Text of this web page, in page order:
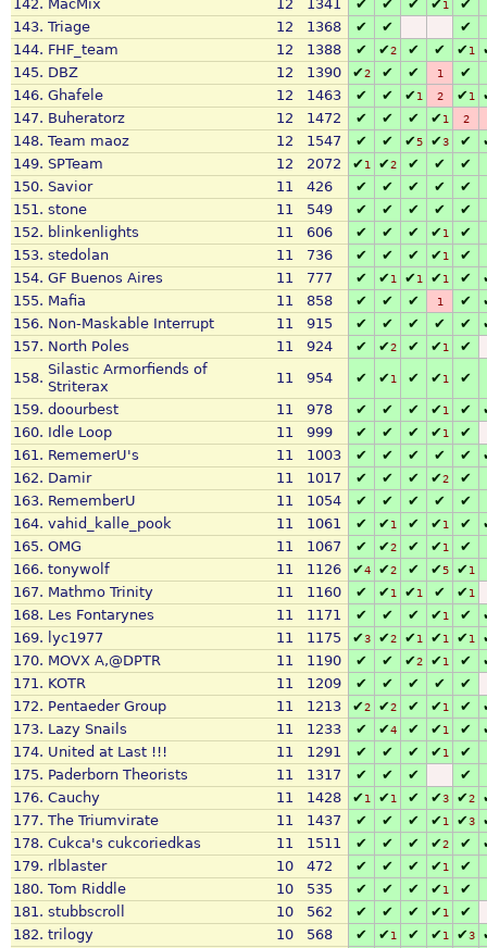
142. MacMix 12 1341 ✔ ✔ ✔ ✔1 ✔
143. Triage 12 1368 ✔ ✔ ✔
144. FHF_team 12 1388 ✔ ✔2 ✔ ✔ ✔1
145. DBZ 12 1390 ✔2 ✔ ✔ 1 ✔
146. Ghafele 12 1463 ✔ ✔ ✔1 2 ✔1
147. Buheratorz 12 1472 ✔ ✔ ✔ ✔1 2
148. Team maoz 12 1547 ✔ ✔ ✔5 ✔3 ✔
149. SPTeam 12 2072 ✔1 ✔2 ✔ ✔ ✔
150. Savior 11 426 ✔ ✔ ✔ ✔ ✔
151. stone 11 549 ✔ ✔ ✔ ✔ ✔
152. blinkenlights 11 606 ✔ ✔ ✔ ✔1 ✔
153. stedolan 11 736 ✔ ✔ ✔ ✔1 ✔
154. GF Buenos Aires 11 777 ✔ ✔1 ✔1 ✔1 ✔
155. Mafia 11 858 ✔ ✔ ✔ 1 ✔
156. Non-Maskable Interrupt 11 915 ✔ ✔ ✔ ✔ ✔
157. North Poles 11 924 ✔ ✔2 ✔ ✔1
✔
158.
Silastic Armorfiends of
Striterax
11 954 ✔ ✔1 ✔ ✔1 ✔
159. doourbest 11 978 ✔ ✔ ✔ ✔1 ✔
160. Idle Loop 11 999 ✔ ✔ ✔ ✔1
✔
161. RememerU's 11 1003 ✔ ✔ ✔ ✔ ✔
162. Damir 11 1017 ✔ ✔ ✔ ✔2 ✔
163. RememberU 11 1054 ✔ ✔ ✔ ✔ ✔
164. vahid_kalle_pook 11 1061 ✔ ✔1 ✔ ✔1 ✔
165. OMG 11 1067 ✔ ✔2 ✔ ✔1 ✔
166. tonywolf 11 1126 ✔4 ✔2 ✔ ✔5 ✔1
167. Mathmo Trinity 11 1160 ✔ ✔1 ✔1 ✔ ✔1
168. Les Fontarynes 11 1171 ✔ ✔ ✔ ✔1 ✔
169. lyc1977 11 1175 ✔3 ✔2 ✔1 ✔1 ✔1
170. MOVX A,@DPTR 11 1190 ✔ ✔ ✔2 ✔1 ✔
171. KOTR 11 1209 ✔ ✔ ✔ ✔
✔
172. Pentaeder Group 11 1213 ✔2 ✔2 ✔ ✔1 ✔
173. Lazy Snails 11 1233 ✔ ✔4 ✔ ✔1 ✔
174. United at Last !!! 11 1291 ✔ ✔ ✔ ✔1 ✔
175. Paderborn Theorists 11 1317 ✔ ✔ ✔ ✔
176. Cauchy 11 1428 ✔1 ✔1 ✔ ✔3 ✔2
177. The Triumvirate 11 1437 ✔ ✔ ✔ ✔1 ✔3
178. Cukca's cukcoriedkas 11 1511 ✔ ✔ ✔ ✔2 ✔
179. rlblaster 10 472 ✔ ✔ ✔ ✔1 ✔
180. Tom Riddle 10 535 ✔ ✔ ✔ ✔1 ✔
181. stubbscroll 10 562 ✔ ✔ ✔ ✔1
✔
182. trilogy 10 568 ✔ ✔1 ✔ ✔1 ✔3